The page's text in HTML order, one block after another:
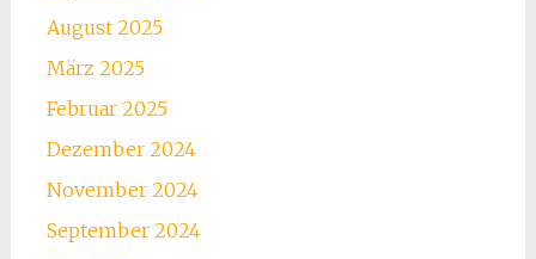
August 2025
März 2025
Februar 2025
Dezember 2024
November 2024
September 2024